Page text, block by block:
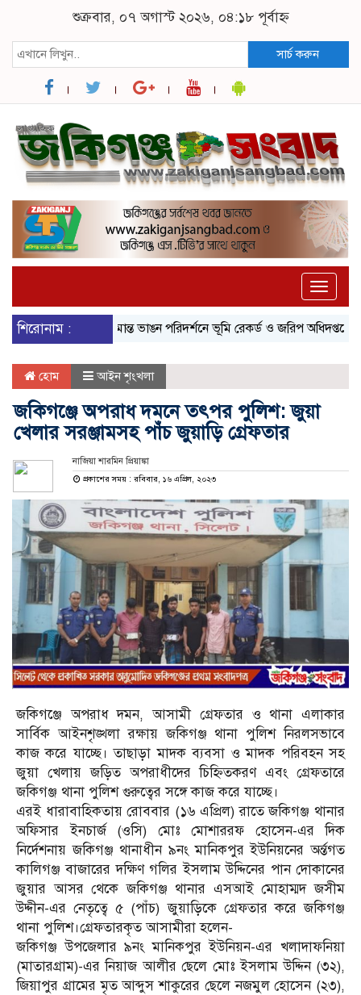
শুক্রবার, ০৭ অগাস্ট ২০২৬, ০৪:১৮ পূর্বাহ্ন
সার্চ করুন
Toggle
শিরোনাম :
জকিগঞ্জে সীমান্ত ভাঙন পরিদর্শনে ভূমি রেকর্ড ও জরিপ অধিদপ্তরের
হোম আইন শৃংখলা
জকিগঞ্জে অপরাধ দমনে তৎপর পুলিশ: জুয়া
খেলার সরঞ্জামসহ পাঁচ জুয়াড়ি গ্রেফতার
নাজিয়া শারমিন প্রিয়াঙ্কা
প্রকাশের সময় : রবিবার, ১৬ এপ্রিল, ২০২৩
জকিগঞ্জে অপরাধ দমন, আসামী গ্রেফতার ও থানা এলাকার
সার্বিক আইনশৃঙ্খলা রক্ষায় জকিগঞ্জ থানা পুলিশ নিরলসভাবে
কাজ করে যাচ্ছে। তাছাড়া মাদক ব্যবসা ও মাদক পরিবহন সহ
জুয়া খেলায় জড়িত অপরাধীদের চিহ্নিতকরণ এবং গ্রেফতারে
জকিগঞ্জ থানা পুলিশ গুরুত্বের সঙ্গে কাজ করে যাচ্ছে।
এরই ধারাবাহিকতায় রোববার (১৬ এপ্রিল) রাতে জকিগঞ্জ থানার
অফিসার ইনচার্জ (ওসি) মোঃ মোশাররফ হোসেন-এর দিক
নির্দেশনায় জকিগঞ্জ থানাধীন ৯নং মানিকপুর ইউনিয়নের অর্ন্তগত
কালিগঞ্জ বাজারের দক্ষিণ গলির ইসলাম উদ্দিনের পান দোকানের
জুয়ার আসর থেকে জকিগঞ্জ থানার এসআই মোহাম্মদ জসীম
উদ্দীন-এর নেতৃত্বে ৫ (পাঁচ) জুয়াড়িকে গ্রেফতার করে জকিগঞ্জ
থানা পুলিশ।গ্রেফতারকৃত আসামীরা হলেন-
জকিগঞ্জ উপজেলার ৯নং মানিকপুর ইউনিয়ন-এর খলাদাফনিয়া
(মাতারগ্রাম)-এর নিয়াজ আলীর ছেলে মোঃ ইসলাম উদ্দিন (৩২),
জিয়াপুর গ্রামের মৃত আব্দুস শাকুরের ছেলে নজমুল হোসেন (২৩),